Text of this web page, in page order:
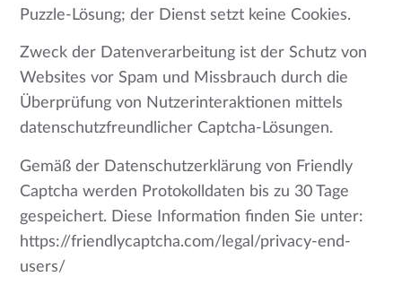
Puzzle-Lösung; der Dienst setzt keine Cookies.
Zweck der Datenverarbeitung ist der Schutz von
Websites vor Spam und Missbrauch durch die
Überprüfung von Nutzerinteraktionen mittels
datenschutzfreundlicher Captcha-Lösungen.
Gemäß der Datenschutzerklärung von Friendly
Captcha werden Protokolldaten bis zu 30 Tage
gespeichert. Diese Information finden Sie unter:
https://friendlycaptcha.com/legal/privacy-end-
users/